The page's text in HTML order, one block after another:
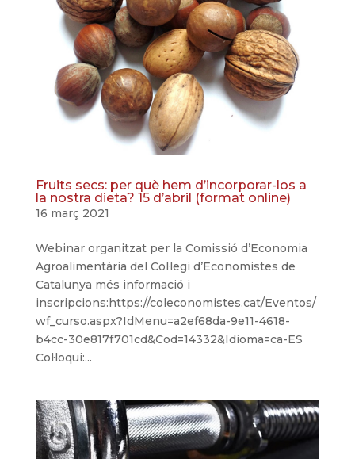
Fruits secs: per què hem d’incorporar-los a
la nostra dieta? 15 d’abril (format online)
16 març 2021
Webinar organitzat per la Comissió d’Economia
Agroalimentària del Col·legi d’Economistes de
Catalunya més informació i
inscripcions:https://coleconomistes.cat/Eventos/
wf_curso.aspx?IdMenu=a2ef68da-9e11-4618-
b4cc-30e817f701cd&Cod=14332&Idioma=ca-ES
Col·loqui:...